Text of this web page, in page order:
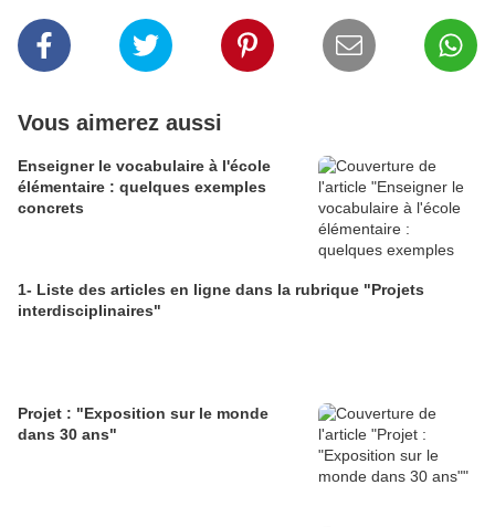
Vous aimerez aussi
Enseigner le vocabulaire à l'école
élémentaire : quelques exemples
concrets
1- Liste des articles en ligne dans la rubrique "Projets
interdisciplinaires"
Projet : "Exposition sur le monde
dans 30 ans"